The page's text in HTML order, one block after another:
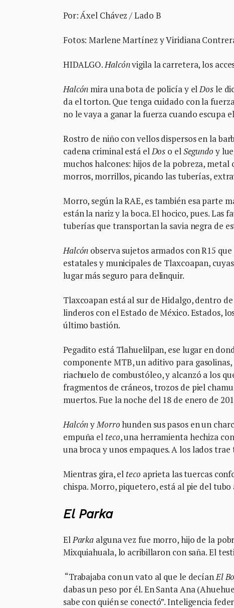
Por: Áxel Chávez / Lado B
Fotos: Marlene Martínez y Viridiana
HIDALGO.Halcónvigila la carretera, los
Halcón mira una bota de policía y elDosle
da el torton. Que tenga cuidado con la
no le vaya a ganar la fuerza cuando escupa
Rostro de niño con vellos dispersos en la
cadena criminal está elDos o elSegundo y
muchos halcones: hijos de la pobreza,
morros, morrillos, picando las tuberías,
Morro, según la RAE, es también esa parte
están la nariz y la boca. El hocico, pues. Las
tuberías que transportan la savia negra de
Halcón observa sujetos armados con R15
estatales y municipales de Tlaxcoapan,
lugar más seguro para delinquir.
Tlaxcoapan está al sur de Hidalgo, dentro
linderos con el Estado de México. Estados,
último bastión.
Pegadito está Tlahuelilpan, ese lugar en
componente MTB, un aditivo para
riachuelo de combustóleo, y alcanzó a los
fragmentos de cráneos, trozos de piel
muertos. Fue la noche del 18 de enero de
HalcónyMorrohunden sus pasos en un
empuña el teco, una herramienta hechiza
una broca y unos empaques. A los lados trae
Mientras gira, el teco aprieta las tuercas
chispa. Morro, piquetero, está al pie del
El Parka
El Parka alguna vez fue morro, hijo de la
Mixquiahuala, lo acribillaron con saña. El
“Trabajaba con un vato al que le decían El
dabas un peso por él. En Santa Ana
sabe con quién se conectó”. Inteligencia